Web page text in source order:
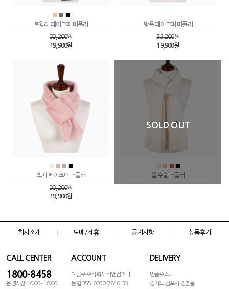
■ ■ ■
트윌리 페이크퍼 머플러
33,200원
19,900원
방울 페이크퍼 머플러
33,200원
19,900원
■ ■ ■ ■
쁘띠 페이크퍼 머플러
33,200원
19,900원
■ ■ ■
울 수술 머플러
SOLD OUT
회사소개 도매/제휴 공지사항 상품후기
CALL CENTER
1800-8458
운영시간 10:00~18:00
ACCOUNT
예금주:주식회사 비앤컴퍼니
농협 355-0030-7846-33
DELIVERY
반품주소 :
경기도 김포시 양촌읍